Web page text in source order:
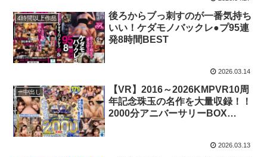
4時間以上作品
後ろからブっ刺すのが一番気持ち
いい！ケダモノバックレ●プ95連
発8時間BEST
2026.03.14
ー中出し
【VR】2016～2026KMPVR10周
年記念珠玉の名作を大量収録！！
2000分アニバーサリーBOX
2026.03.13